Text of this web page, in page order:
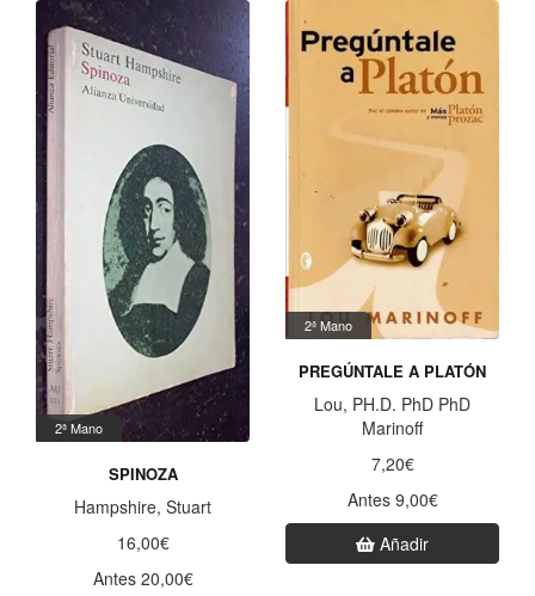
2ª Mano
SPINOZA
Hampshire, Stuart
16,00€
Antes 20,00€
2ª Mano
PREGÚNTALE A PLATÓN
Lou, PH.D. PhD PhD
Marinoff
7,20€
Antes 9,00€
Añadir